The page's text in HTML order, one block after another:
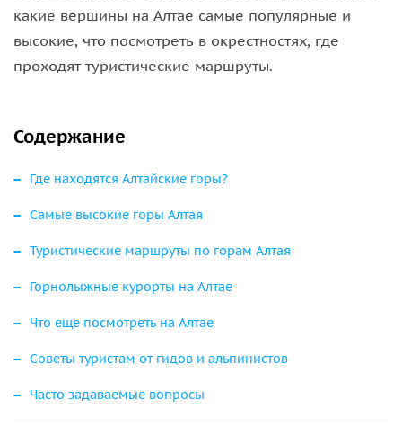
какие вершины на Алтае самые популярные и
высокие, что посмотреть в окрестностях, где
проходят туристические маршруты.
Содержание
Где находятся Алтайские горы?
Самые высокие горы Алтая
Туристические маршруты по горам Алтая
Горнолыжные курорты на Алтае
Что еще посмотреть на Алтае
Советы туристам от гидов и альпинистов
Часто задаваемые вопросы